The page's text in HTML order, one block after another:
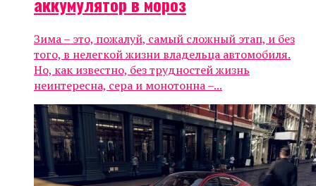
Зима – это, пожалуй, самый сложный этап, и без
того, в нелегкой жизни владельца автомобиля.
Но, как известно, без трудностей жизнь
неинтересна, сера и монотонна –...